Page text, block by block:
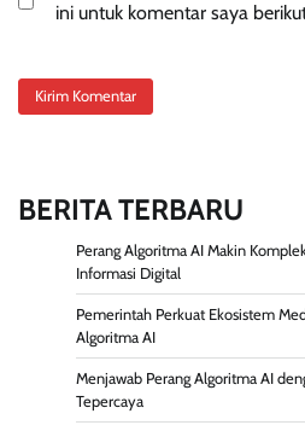
ini untuk komentar saya
BERITA TERBARU
Perang Algoritma AI Makin
Informasi Digital
Pemerintah Perkuat Ekosistem
Algoritma AI
Menjawab Perang Algoritma AI
Tepercaya